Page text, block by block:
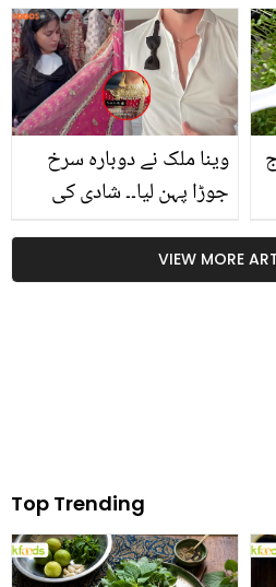
وینا ملک نے دوبارہ سرخ
جوڑا پہن لیا۔۔ شادی کی
پر دھوم مچا دی! دلہا نے کیا
پیغام دیا
VIEW MORE
Top Trending